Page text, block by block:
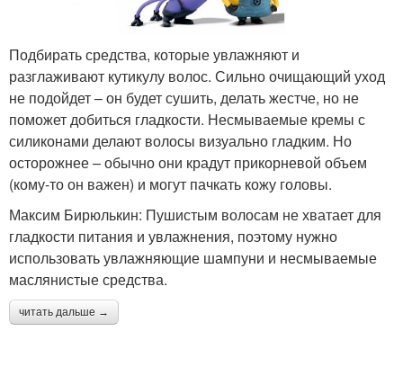
Подбирать средства, которые увлажняют и
разглаживают кутикулу волос. Сильно очищающий уход
не подойдет – он будет сушить, делать жестче, но не
поможет добиться гладкости. Несмываемые кремы с
силиконами делают волосы визуально гладким. Но
осторожнее – обычно они крадут прикорневой объем
(кому-то он важен) и могут пачкать кожу головы.
Максим Бирюлькин: Пушистым волосам не хватает для
гладкости питания и увлажнения, поэтому нужно
использовать увлажняющие шампуни и несмываемые
маслянистые средства.
читать дальше →